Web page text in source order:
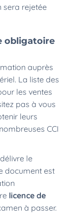
sera rejetée
obligatoire
auprès
La liste des
les ventes
pas à vous
leurs
CCI
le
document est
licence de
à passer.